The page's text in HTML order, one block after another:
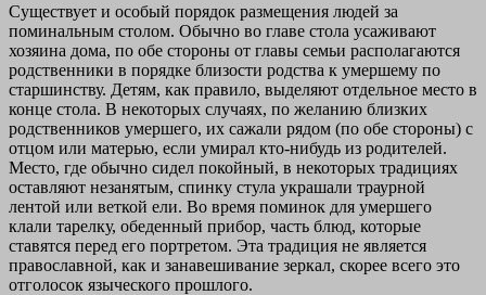
Существует и особый порядок размещения людей за
поминальным столом. Обычно во главе стола усаживают
хозяина дома, по обе стороны от главы семьи располагаются
родственники в порядке близости родства к умершему по
старшинству. Детям, как правило, выделяют отдельное место в
конце стола. В некоторых случаях, по желанию близких
родственников умершего, их сажали рядом (по обе стороны) с
отцом или матерью, если умирал кто-нибудь из родителей.
Место, где обычно сидел покойный, в некоторых традициях
оставляют незанятым, спинку стула украшали траурной
лентой или веткой ели. Во время поминок для умершего
клали тарелку, обеденный прибор, часть блюд, которые
ставятся перед его портретом. Эта традиция не является
православной, как и занавешивание зеркал, скорее всего это
отголосок языческого прошлого.